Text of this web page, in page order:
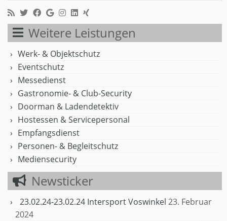
Weitere Leistungen
Werk- & Objektschutz
Eventschutz
Messedienst
Gastronomie- & Club-Security
Doorman & Ladendetektiv
Hostessen & Servicepersonal
Empfangsdienst
Personen- & Begleitschutz
Mediensecurity
Newsticker
23.02.24-23.02.24 Intersport Voswinkel 23. Februar
2024